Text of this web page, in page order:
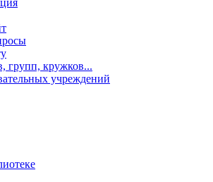
групп, кружков...
учреждений